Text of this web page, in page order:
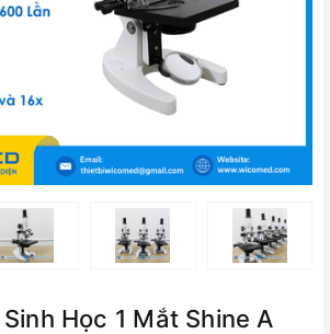
Học 1 Mắt Shine A